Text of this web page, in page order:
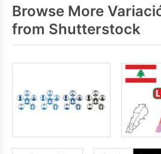
Browse More
from Shutterstock